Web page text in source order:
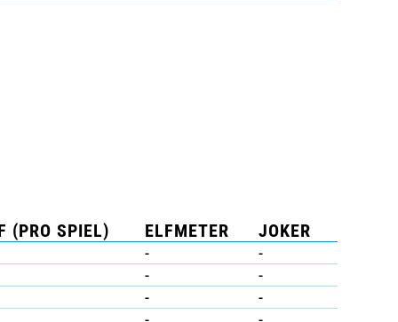
(PRO SPIEL) ELFMETER
JOKER
-
-
-
-
-
-